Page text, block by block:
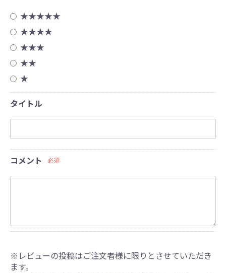
★★★★★
★★★★
★★★
★★
★
タイトル
コメント 必須
※レビューの投稿はご注文者様に限りとさせていただき
ます。